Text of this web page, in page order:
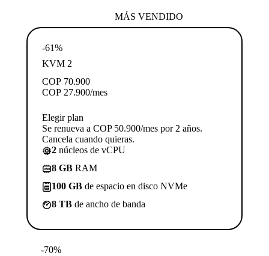
MÁS VENDIDO
-61%
KVM 2
COP 70.900
COP 27.900/mes
Elegir plan
Se renueva a COP 50.900/mes por 2 años.
Cancela cuando quieras.
2 núcleos de vCPU
8 GB RAM
100 GB de espacio en disco NVMe
8 TB de ancho de banda
-70%